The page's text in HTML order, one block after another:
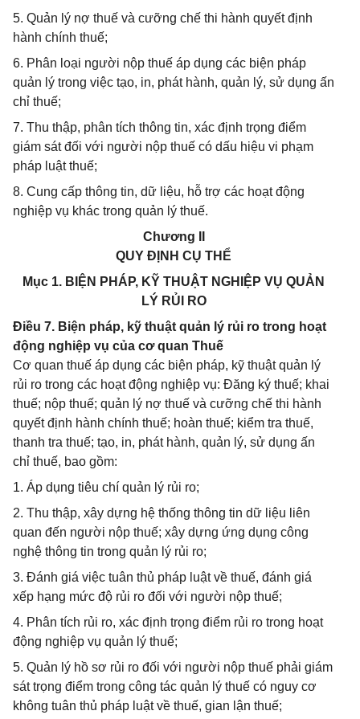
5. Quản lý nợ thuế và cưỡng chế thi hành quyết định
hành chính thuế;
6. Phân loại người nộp thuế áp dụng các biện pháp
quản lý trong việc tạo, in, phát hành, quản lý, sử dụng ấn
chỉ thuế;
7. Thu thập, phân tích thông tin, xác định trọng điểm
giám sát đối với người nộp thuế có dấu hiệu vi phạm
pháp luật thuế;
8. Cung cấp thông tin, dữ liệu, hỗ trợ các hoạt động
nghiệp vụ khác trong quản lý thuế.
Chương II
QUY ĐỊNH CỤ THỂ
Mục 1. BIỆN PHÁP, KỸ THUẬT NGHIỆP VỤ QUẢN
LÝ RỦI RO
Điều 7. Biện pháp, kỹ thuật quản lý rủi ro trong hoạt
động nghiệp vụ của cơ quan Thuế
Cơ quan thuế áp dụng các biện pháp, kỹ thuật quản lý
rủi ro trong các hoạt động nghiệp vụ: Đăng ký thuế; khai
thuế; nộp thuế; quản lý nợ thuế và cưỡng chế thi hành
quyết định hành chính thuế; hoàn thuế; kiểm tra thuế,
thanh tra thuế; tạo, in, phát hành, quản lý, sử dụng ấn
chỉ thuế, bao gồm:
1. Áp dụng tiêu chí quản lý rủi ro;
2. Thu thập, xây dựng hệ thống thông tin dữ liệu liên
quan đến người nộp thuế; xây dựng ứng dụng công
nghệ thông tin trong quản lý rủi ro;
3. Đánh giá việc tuân thủ pháp luật về thuế, đánh giá
xếp hạng mức độ rủi ro đối với người nộp thuế;
4. Phân tích rủi ro, xác định trọng điểm rủi ro trong hoạt
động nghiệp vụ quản lý thuế;
5. Quản lý hồ sơ rủi ro đối với người nộp thuế phải giám
sát trọng điểm trong công tác quản lý thuế có nguy cơ
không tuân thủ pháp luật về thuế, gian lận thuế;